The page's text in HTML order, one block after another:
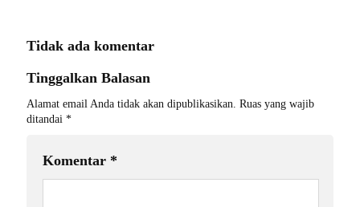
Tidak ada komentar
Tinggalkan Balasan
Alamat email Anda tidak akan dipublikasikan. Ruas yang wajib
ditandai *
Komentar *